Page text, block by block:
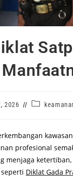
2026
profesional
menjaga
Diklat Gada